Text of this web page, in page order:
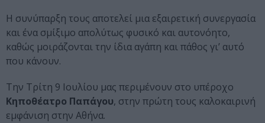
Η συνύπαρξη τους αποτελεί μια εξαιρετική συνεργασία
και ένα σμίξιμο απολύτως φυσικό και αυτονόητο,
καθώς μοιράζονται την ίδια αγάπη και πάθος γι’ αυτό
που κάνουν.
Την Τρίτη 9 Ιουλίου μας περιμένουν στο υπέροχο
Κηποθέατρο Παπάγου, στην πρώτη τους καλοκαιρινή
εμφάνιση στην Αθήνα.